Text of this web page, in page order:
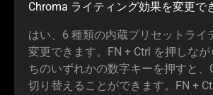
Chroma ライティング効果を変更で
はい、6 種類の内蔵プリセットライ
変更できます。FN + Ctrl を押しなが
ちのいずれかの数字キーを押すと、
切り替えることができます。FN +